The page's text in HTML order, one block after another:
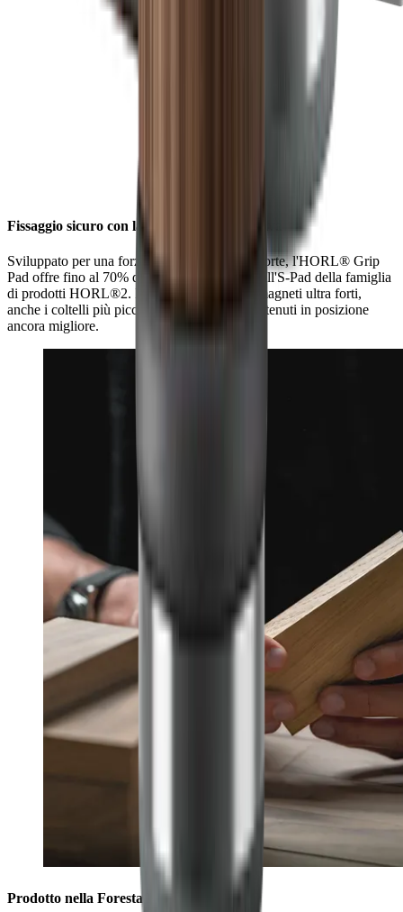
Fissaggio sicuro con la massima forza adesiva
Sviluppato per una forza adesiva ancora più forte, l'HORL® Grip
Pad offre fino al 70% di presa in più rispetto all'S-Pad della famiglia
di prodotti HORL®2. In combinazione con magneti ultra forti,
anche i coltelli più piccoli possono ora essere tenuti in posizione
ancora migliore.
Prodotto nella Foresta Nera